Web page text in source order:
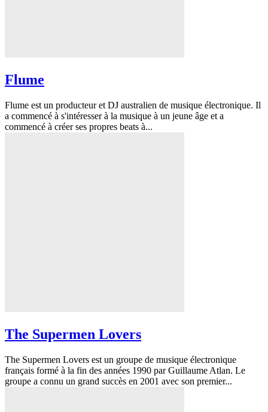
Flume
Flume est un producteur et DJ australien de musique électronique. Il
a commencé à s'intéresser à la musique à un jeune âge et a
commencé à créer ses propres beats à...
The Supermen Lovers
The Supermen Lovers est un groupe de musique électronique
français formé à la fin des années 1990 par Guillaume Atlan. Le
groupe a connu un grand succès en 2001 avec son premier...